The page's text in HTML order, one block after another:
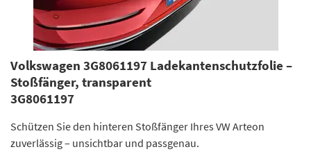
Volkswagen 3G8061197 Ladekantenschutzfolie –
Stoßfänger, transparent
3G8061197
Schützen Sie den hinteren Stoßfänger Ihres VW Arteon
zuverlässig – unsichtbar und passgenau.